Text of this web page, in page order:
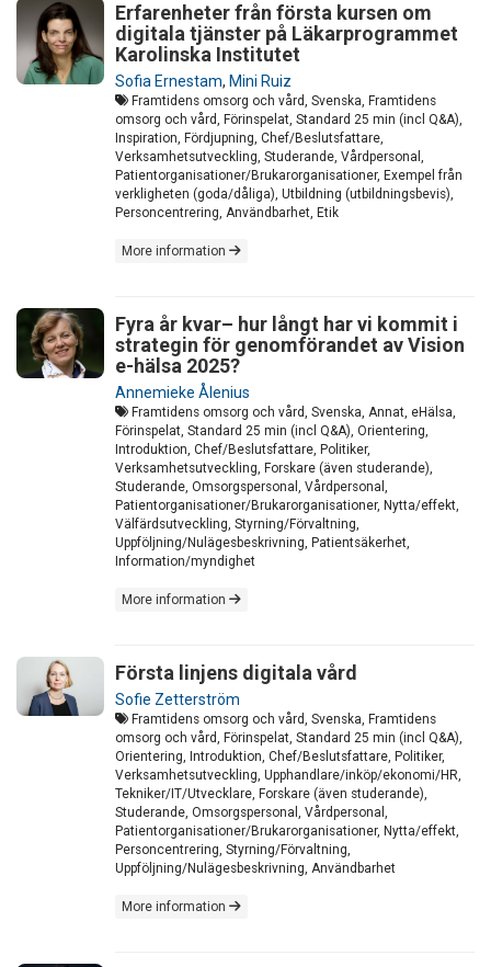
Erfarenheter från första kursen om
digitala tjänster på Läkarprogrammet
Karolinska Institutet
Sofia Ernestam, Mini Ruiz
Framtidens omsorg och vård, Svenska, Framtidens
omsorg och vård, Förinspelat, Standard 25 min (incl Q&A),
Inspiration, Fördjupning, Chef/Beslutsfattare,
Verksamhetsutveckling, Studerande, Vårdpersonal,
Patientorganisationer/Brukarorganisationer, Exempel från
verkligheten (goda/dåliga), Utbildning (utbildningsbevis),
Personcentrering, Användbarhet, Etik
More information
Fyra år kvar– hur långt har vi kommit i
strategin för genomförandet av Vision
e-hälsa 2025?
Annemieke Ålenius
Framtidens omsorg och vård, Svenska, Annat, eHälsa,
Förinspelat, Standard 25 min (incl Q&A), Orientering,
Introduktion, Chef/Beslutsfattare, Politiker,
Verksamhetsutveckling, Forskare (även studerande),
Studerande, Omsorgspersonal, Vårdpersonal,
Patientorganisationer/Brukarorganisationer, Nytta/effekt,
Välfärdsutveckling, Styrning/Förvaltning,
Uppföljning/Nulägesbeskrivning, Patientsäkerhet,
Information/myndighet
More information
Första linjens digitala vård
Sofie Zetterström
Framtidens omsorg och vård, Svenska, Framtidens
omsorg och vård, Förinspelat, Standard 25 min (incl Q&A),
Orientering, Introduktion, Chef/Beslutsfattare, Politiker,
Verksamhetsutveckling, Upphandlare/inköp/ekonomi/HR,
Tekniker/IT/Utvecklare, Forskare (även studerande),
Studerande, Omsorgspersonal, Vårdpersonal,
Patientorganisationer/Brukarorganisationer, Nytta/effekt,
Personcentrering, Styrning/Förvaltning,
Uppföljning/Nulägesbeskrivning, Användbarhet
More information